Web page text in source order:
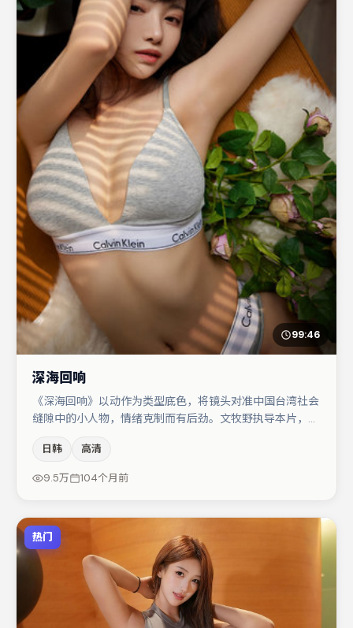
99:46
深海回响
《深海回响》以动作为类型底色，将镜头对准中国台湾社会
缝隙中的小人物，情绪克制而有后劲。文牧野执导本片，在
当。主演阵容包括张颂文、菅田将晖、杨幂等，角色动机前
后呼应，适合喜欢抠台词与伏笔的观众。节奏紧凑、反转有
度，值得列入片单。
日韩 高清
9.5万 104个月前
热门